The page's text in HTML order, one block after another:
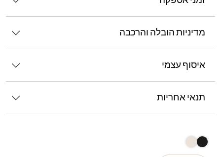
מדיניות הובלה והרכבה
איסוף עצמי
תנאי אחריות